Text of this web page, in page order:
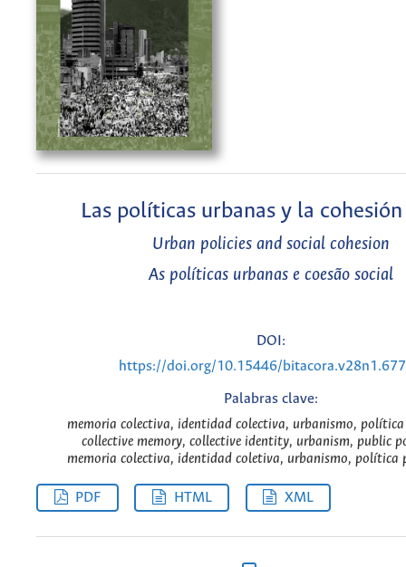
Las políticas urbanas y la
Urban policies and social cohesion
As políticas urbanas e coesão social
DOI:
https://doi.org/10.15446/
Palabras clave:
memoria colectiva, identidad colectiva, urbanismo,
collective memory, collective identity, urbanism, public
memoria colectiva, identidad coletiva, urbanismo, política
PDF HTML XML